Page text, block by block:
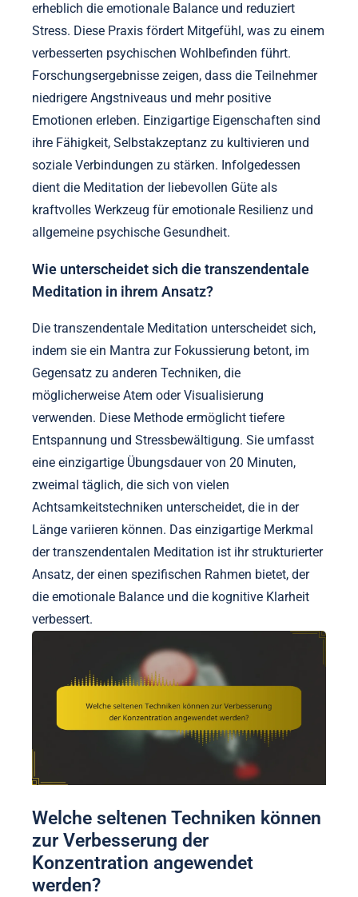
erheblich die emotionale Balance und reduziert
Stress. Diese Praxis fördert Mitgefühl, was zu einem
verbesserten psychischen Wohlbefinden führt.
Forschungsergebnisse zeigen, dass die Teilnehmer
niedrigere Angstniveaus und mehr positive
Emotionen erleben. Einzigartige Eigenschaften sind
ihre Fähigkeit, Selbstakzeptanz zu kultivieren und
soziale Verbindungen zu stärken. Infolgedessen
dient die Meditation der liebevollen Güte als
kraftvolles Werkzeug für emotionale Resilienz und
allgemeine psychische Gesundheit.
Wie unterscheidet sich die transzendentale
Meditation in ihrem Ansatz?
Die transzendentale Meditation unterscheidet sich,
indem sie ein Mantra zur Fokussierung betont, im
Gegensatz zu anderen Techniken, die
möglicherweise Atem oder Visualisierung
verwenden. Diese Methode ermöglicht tiefere
Entspannung und Stressbewältigung. Sie umfasst
eine einzigartige Übungsdauer von 20 Minuten,
zweimal täglich, die sich von vielen
Achtsamkeitstechniken unterscheidet, die in der
Länge variieren können. Das einzigartige Merkmal
der transzendentalen Meditation ist ihr strukturierter
Ansatz, der einen spezifischen Rahmen bietet, der
die emotionale Balance und die kognitive Klarheit
verbessert.
Welche seltenen Techniken können
zur Verbesserung der
Konzentration angewendet
werden?